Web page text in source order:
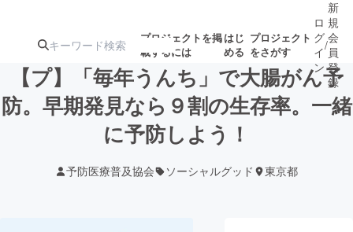
プロジェクトを掲
載するには
はじ
める
プロジェクト
をさがす
注目のリ 注目の新着プロ 募集終了が近いプ
ロジェクト
ロ
グ
イ
ン
/
新
規
会
員
登
録
【プ】「毎年うんち」で大腸がん予
防。早期発見なら９割の生存率。一緒
に予防しよう！
予防医療普及協会 ソーシャルグッド 東京都